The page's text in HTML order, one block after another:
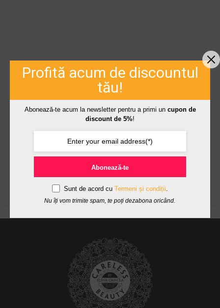
Profită acum de discountul
tău!
Abonează-te acum la newsletter pentru a primi un cupon de
discount de 5%!
Abonează-te
Sunt de acord cu Termeni și condiții.
Nu îți vom trimite spam, te poți dezabona oricând.